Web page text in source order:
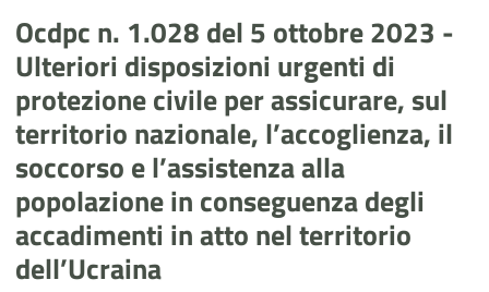
Ocdpc n. 1.028 del 5 ottobre 2023 -
Ulteriori disposizioni urgenti di
protezione civile per assicurare, sul
territorio nazionale, l’accoglienza, il
soccorso e l’assistenza alla
popolazione in conseguenza degli
accadimenti in atto nel territorio
dell’Ucraina